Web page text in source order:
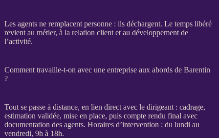
Les agentsne remplacent personne : ils déchargent. Le temps libéré
revient au métier, à la relation client et au développement de
l’activité.
Comment travaille-t-on avec une entreprise aux abords de Barentin
?
Tout se passe à distance, en lien direct avec le dirigeant : cadrage,
estimation validée, mise en place, puis compte rendu final avec
documentation des agents. Horaires d’intervention : du lundi au
vendredi, 9h à 18h.